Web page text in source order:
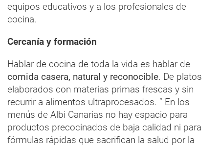
equipos educativos y a los profesionales de
cocina.
Cercanía y formación
Hablar de cocina de toda la vida es hablar de
comida casera, natural y reconocible. De platos
elaborados con materias primas frescas y sin
recurrir a alimentos ultraprocesados. “ En los
menús de Albi Canarias no hay espacio para
productos precocinados de baja calidad ni para
fórmulas rápidas que sacrifican la salud por la